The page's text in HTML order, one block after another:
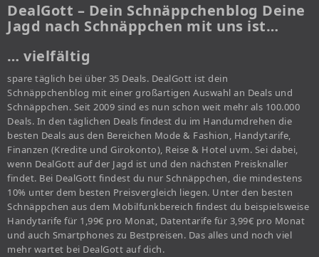
DealGott – Dein Schnäppchenblog Deine
Jagd nach Schnäppchen mit uns ist…
… vielfältig
spare täglich bei über 35 Deals. DealGott ist dein
Schnäppchenblog mit einer großartigen Auswahl an Deals und
Schnäppchen. Seit 2009 sind es nun schon weit mehr als 100.000
Deals. In den täglichen Deals findest du im Handumdrehen die
besten Deals aus den Bereichen Mode & Fashion, Handytarife,
Finanzen (Kredite und Girokonto), Reise & Hotel uvm. Sei dabei,
wenn DealGott auf der Jagd ist und den nächsten Preisknaller
findet. Bei DealGott findest du nur Schnäppchen, die mindestens
10% unter dem besten Preisvergleich liegen. Unter den besten
Schnäppchen aus dem Mobilfunkbereich findest du beispielsweise
Handytarife für 1,99€ pro Monat, Datentarife für 3,99€ pro Monat
und auch Smartphones zu Bestpreisen. Das alles und noch viel
mehr wartet bei DealGott auf dich.